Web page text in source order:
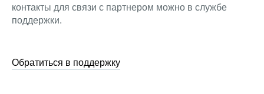
контакты для связи с партнером можно в службе
поддержки.
Обратиться в поддержку